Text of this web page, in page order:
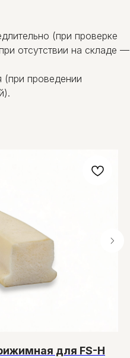
(при проверке
отсутствии на складе —
(при проведении
для FS-H